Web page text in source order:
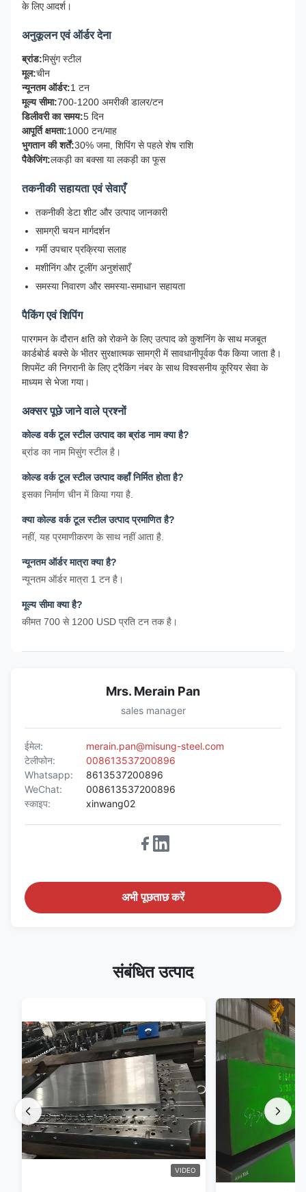
के लिए आदर्श।
अनुकूलन एवं ऑर्डर देना
ब्रांड:मिसुंग स्टील
मूल:चीन
न्यूनतम ऑर्डर:1 टन
मूल्य सीमा:700-1200 अमरीकी डालर/टन
डिलीवरी का समय:5 दिन
आपूर्ति क्षमता:1000 टन/माह
भुगतान की शर्तें:30% जमा, शिपिंग से पहले शेष राशि
पैकेजिंग:लकड़ी का बक्सा या लकड़ी का फूस
तकनीकी सहायता एवं सेवाएँ
तकनीकी डेटा शीट और उत्पाद जानकारी
सामग्री चयन मार्गदर्शन
गर्मी उपचार प्रक्रिया सलाह
मशीनिंग और टूलींग अनुशंसाएँ
समस्या निवारण और समस्या-समाधान सहायता
पैकिंग एवं शिपिंग
पारगमन के दौरान क्षति को रोकने के लिए उत्पाद को कुशनिंग के साथ मजबूत
कार्डबोर्ड बक्से के भीतर सुरक्षात्मक सामग्री में सावधानीपूर्वक पैक किया जाता है।
शिपमेंट की निगरानी के लिए ट्रैकिंग नंबर के साथ विश्वसनीय कूरियर सेवा के
माध्यम से भेजा गया।
अक्सर पूछे जाने वाले प्रश्नों
कोल्ड वर्क टूल स्टील उत्पाद का ब्रांड नाम क्या है?
ब्रांड का नाम मिसुंग स्टील है।
कोल्ड वर्क टूल स्टील उत्पाद कहाँ निर्मित होता है?
इसका निर्माण चीन में किया गया है.
क्या कोल्ड वर्क टूल स्टील उत्पाद प्रमाणित है?
नहीं, यह प्रमाणीकरण के साथ नहीं आता है.
न्यूनतम ऑर्डर मात्रा क्या है?
न्यूनतम ऑर्डर मात्रा 1 टन है।
मूल्य सीमा क्या है?
कीमत 700 से 1200 USD प्रति टन तक है।
Mrs. Merain Pan
sales manager
ईमेल:
merain.pan@misung-steel.com
टेलीफोन:
008613537200896
Whatsapp:
8613537200896
WeChat:
008613537200896
स्काइप:
xinwang02
अभी पूछताछ करें
संबंधित उत्पाद
VIDEO